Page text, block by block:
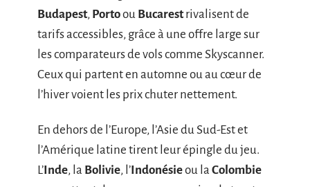
Budapest, Portoou Bucarestrivalisent de
tarifs accessibles, grâce à une offre large sur
les comparateurs de vols comme Skyscanner.
Ceux qui partent en automne ou au cœur de
l’hiver voient les prix chuter nettement.
En dehors de l’Europe, l’Asie du Sud-Est et
l’Amérique latine tirent leur épingle du jeu.
L’Inde, la Bolivie, l’Indonésieou la Colombie